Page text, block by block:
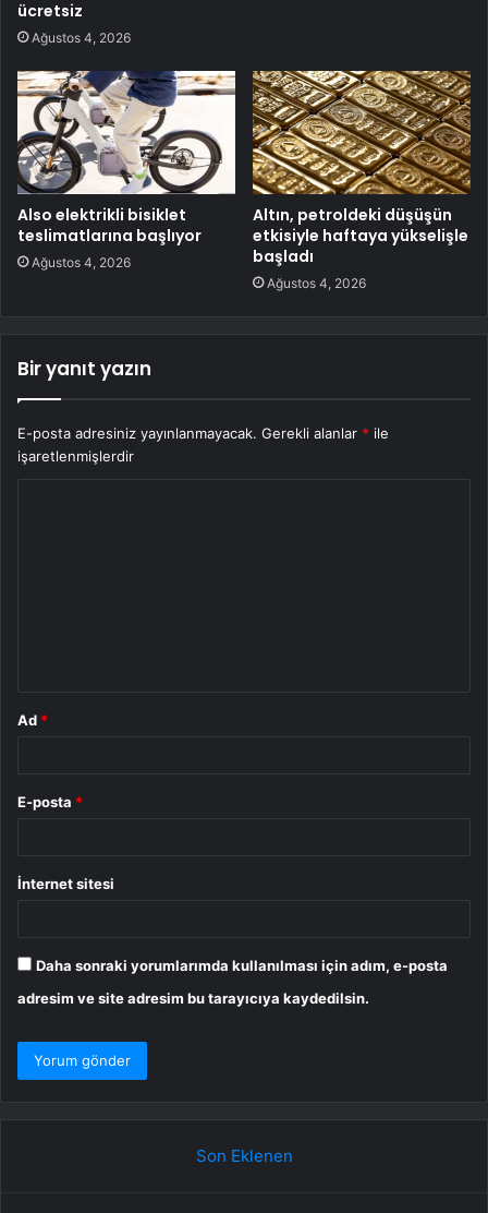
ücretsiz
Ağustos 4, 2026
Also elektrikli bisiklet
teslimatlarına başlıyor
Ağustos 4, 2026
Altın, petroldeki düşüşün
etkisiyle haftaya yükselişle
başladı
Ağustos 4, 2026
Bir yanıt yazın
E-posta adresiniz yayınlanmayacak. Gerekli alanlar * ile
işaretlenmişlerdir
Ad *
E-posta *
İnternet sitesi
Daha sonraki yorumlarımda kullanılması için adım, e-posta
adresim ve site adresim bu tarayıcıya kaydedilsin.
Son Eklenen